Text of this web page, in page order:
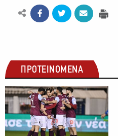
ΠΡΟΤΕΙΝΟΜΕΝΑ
ΠΡΩΤΑΘΛΗΜΑ CYTA